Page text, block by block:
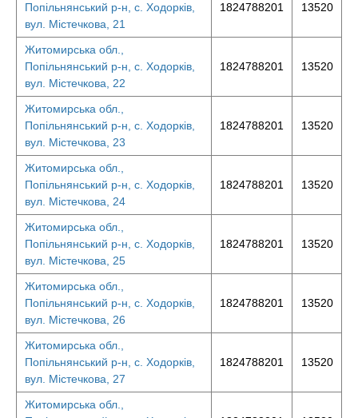
Попільнянський р-н, с. Ходорків,
вул. Містечкова, 21
1824788201 13520
Житомирська обл.,
Попільнянський р-н, с. Ходорків,
вул. Містечкова, 22
1824788201 13520
Житомирська обл.,
Попільнянський р-н, с. Ходорків,
вул. Містечкова, 23
1824788201 13520
Житомирська обл.,
Попільнянський р-н, с. Ходорків,
вул. Містечкова, 24
1824788201 13520
Житомирська обл.,
Попільнянський р-н, с. Ходорків,
вул. Містечкова, 25
1824788201 13520
Житомирська обл.,
Попільнянський р-н, с. Ходорків,
вул. Містечкова, 26
1824788201 13520
Житомирська обл.,
Попільнянський р-н, с. Ходорків,
вул. Містечкова, 27
1824788201 13520
Житомирська обл.,